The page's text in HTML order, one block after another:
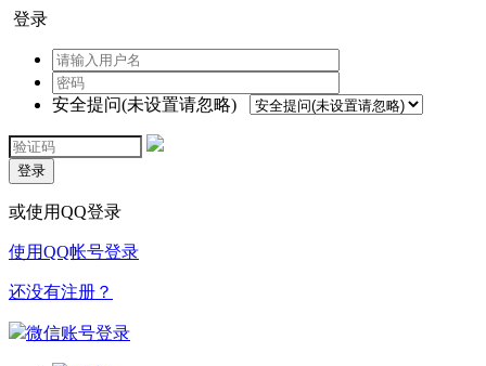
登录
安全提问(未设置请忽略)
登录
或使用QQ登录
使用QQ帐号登录
还没有注册？
微信账号登录